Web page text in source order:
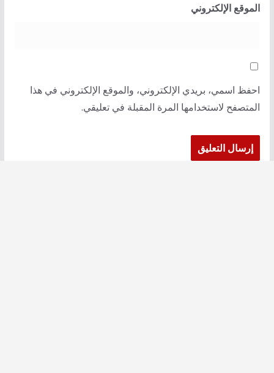
الموقع الإلكتروني
احفظ اسمي، بريدي الإلكتروني، والموقع الإلكتروني في هذا
المتصفح لاستخدامها المرة المقبلة في تعليقي.